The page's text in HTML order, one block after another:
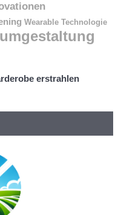
Wearable Technologie
erstrahlen